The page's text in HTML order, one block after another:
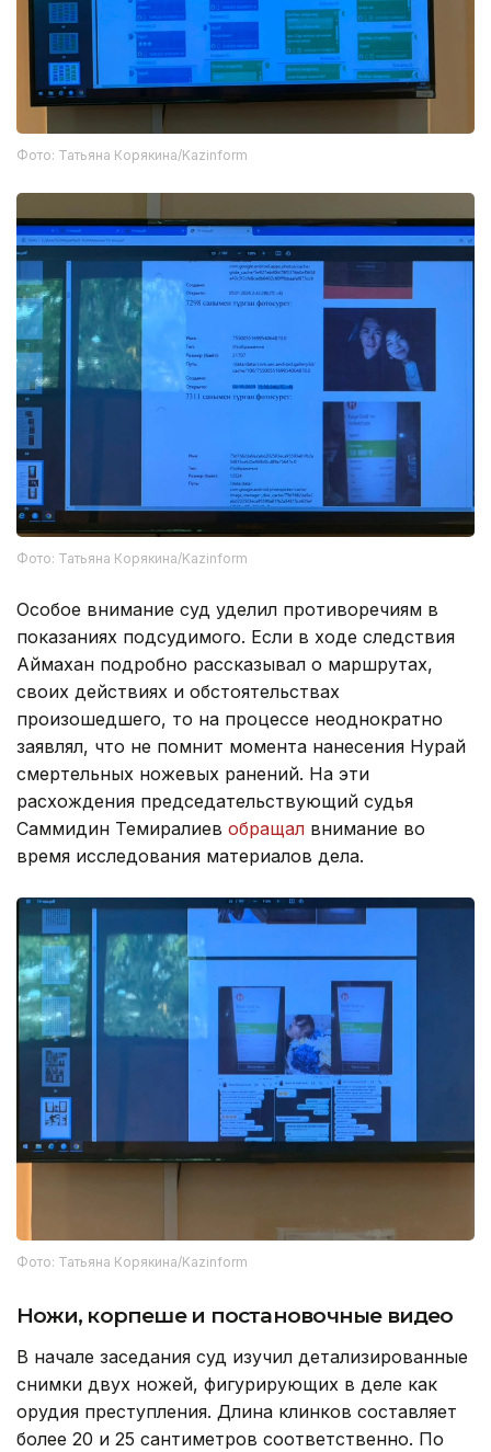
Фото: Татьяна Корякина/Kazinform
Фото: Татьяна Корякина/Kazinform
Особое внимание суд уделил противоречиям в
показаниях подсудимого. Если в ходе следствия
Аймахан подробно рассказывал о маршрутах,
своих действиях и обстоятельствах
произошедшего, то на процессе неоднократно
заявлял, что не помнит момента нанесения Нурай
смертельных ножевых ранений. На эти
расхождения председательствующий судья
Саммидин Темиралиев обращал внимание во
время исследования материалов дела.
Фото: Татьяна Корякина/Kazinform
Ножи, корпеше и постановочные видео
В начале заседания суд изучил детализированные
снимки двух ножей, фигурирующих в деле как
орудия преступления. Длина клинков составляет
более 20 и 25 сантиметров соответственно. По